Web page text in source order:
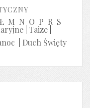
M N O P R S
Taize
Duch Święty